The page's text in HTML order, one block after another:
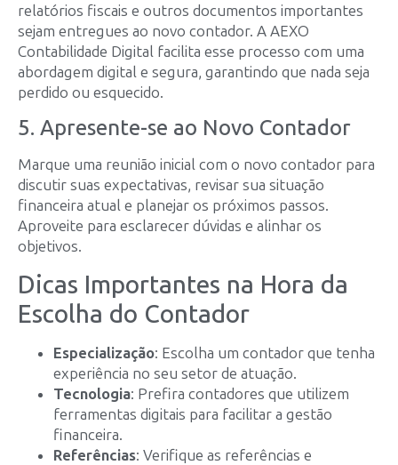
relatórios fiscais e outros documentos importantes
sejam entregues ao novo contador. A AEXO
Contabilidade Digital facilita esse processo com uma
abordagem digital e segura, garantindo que nada seja
perdido ou esquecido.
5. Apresente-se ao Novo Contador
Marque uma reunião inicial com o novo contador para
discutir suas expectativas, revisar sua situação
financeira atual e planejar os próximos passos.
Aproveite para esclarecer dúvidas e alinhar os
objetivos.
Dicas Importantes na Hora da
Escolha do Contador
Especialização: Escolha um contador que tenha
experiência no seu setor de atuação.
Tecnologia: Prefira contadores que utilizem
ferramentas digitais para facilitar a gestão
financeira.
Referências: Verifique as referências e